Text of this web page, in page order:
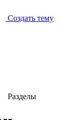
Создать тему
Разделы